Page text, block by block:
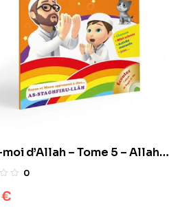
d’Allah – Tome 5 – Allah
qui pardonne
0
€